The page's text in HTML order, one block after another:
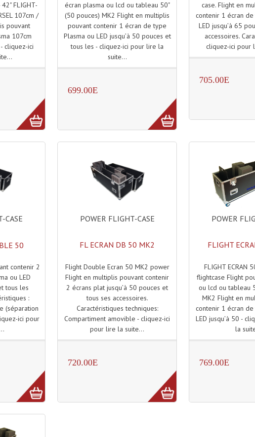
FLIGHT-
107cm /
pouvant
107cm
cliquez-ici
écran plasma ou lcd ou tableau 50"
(50 pouces) MK2 Flight en multiplis
pouvant contenir 1 écran de type
Plasma ou LED jusqu’à 50 pouces et
tous les - cliquez-ici pour lire la
suite...
699.00E
case. Flight en
contenir 1 écran
LED jusqu’à 65
accessoires.
cliquez-ici pour
705.00E
CASE
50
contenir 2
ou LED
tous les
:
(séparation
ici pour
POWER FLIGHT-CASE
FL ECRAN DB 50 MK2
Flight Double Ecran 50 MK2 power
Flight en multiplis pouvant contenir
2 écrans plat jusqu’à 50 pouces et
tous ses accessoires.
Caractéristiques techniques:
Compartiment amovible - cliquez-ici
pour lire la suite...
720.00E
POWER
FLIGHT
FLIGHT ECRAN
flightcase Flight
ou lcd ou tableau
MK2 Flight en
contenir 1 écran
LED jusqu’à 50 -
la
769.00E